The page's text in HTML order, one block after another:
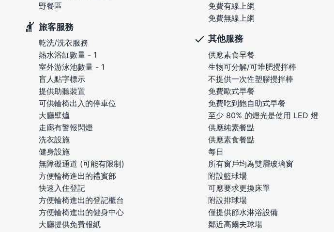
野餐區
旅客服務
乾洗/洗衣服務
熱水浴缸數量 - 1
室外游泳池數量 - 1
盲人點字標示
提供助聽裝置
可供輪椅出入的停車位
大廳壁爐
走廊有警報閃燈
洗衣設施
健身設施
無障礙通道 (可能有限制)
方便輪椅進出的禮賓部
快速入住登記
方便輪椅進出的登記櫃台
方便輪椅進出的健身中心
大廳提供免費報紙
免費有線上網
免費無線上網
其他服務
供應素食早餐
生物可分解/可堆肥攪拌棒
不提供一次性塑膠攪拌棒
免費歐式早餐
免費吃到飽自助式早餐
至少 80% 的燈光是使用 LED 燈
供應純素餐點
供應素食餐點
每日
所有窗戶均為雙層玻璃窗
附設籃球場
可應要求更換床單
附設排球場
僅提供節水淋浴設備
鄰近高爾夫球場